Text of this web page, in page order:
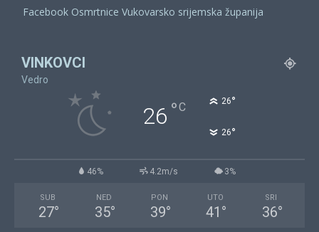
Facebook Osmrtnice Vukovarsko srijemska županija
VINKOVCI
Vedro
26 °C 26°
26°
46% 4.2m/s 3%
SUB
27°
NED
35°
PON
39°
UTO
41 °
SRI
36°